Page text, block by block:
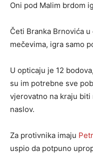
Oni pod Malim brdom
Četi Branka Brnovića
mečevima, igra samo
U opticaju je 12
su im potrebne sve
vjerovatno na kraju biti
naslov.
Za protivnika imaju
uspio da potpuno